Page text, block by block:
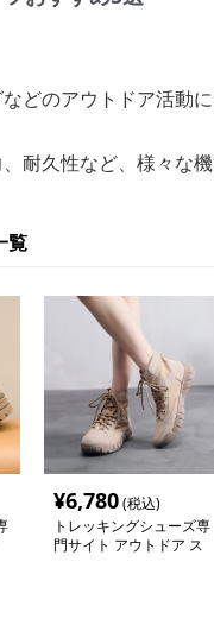
どのアウトドア活動
耐久性など、様々な
覧
¥6,780(税込)
トレッキングシューズ専
門サイト アウトドア ス